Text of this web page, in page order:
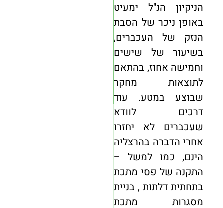
הניקיון הנ"ל ימעיט
באופן ניכר של הסבת
הנזק של העכברים,
בשיעור של שישים
וחמישה אחוז, בהתאם
לתוצאות מחקר
שבוצע במטע. עוד
דרכים לוודא
שעכברים לא יחזרו
אחרי הדברה בהרצליה
הינם, כמו למשל –
התקנה של פסי מתכת
בתחתית דלתות , בניית
מסגרות מתכת